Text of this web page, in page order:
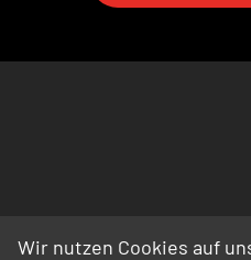
Wir nutzen Cookies auf